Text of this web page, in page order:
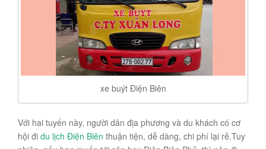
xe buýt Điện Biên
Với hai tuyến này, người dân địa phương và du khách có cơ
hội đi du lịch Điện Biên thuận tiện, dễ dàng, chi phí lại rẻ.Tuy